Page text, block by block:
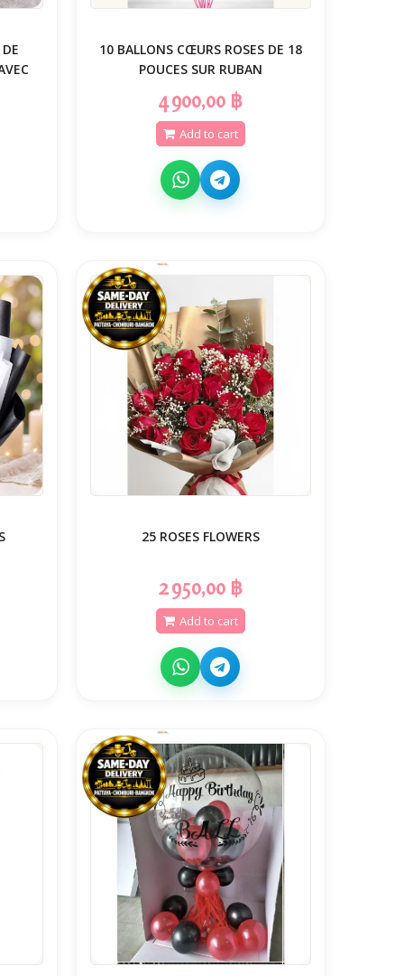
10 BALLONS CŒURS ROSES DE 18
POUCES SUR RUBAN
4 900,00 ฿
Add to cart
25 ROSES FLOWERS
2 950,00 ฿
Add to cart